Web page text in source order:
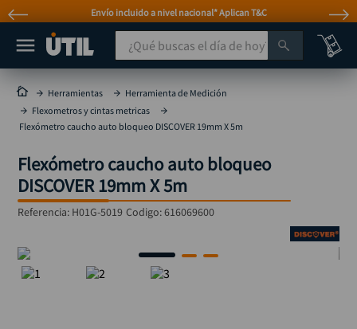
Envío incluido a nivel nacional* Aplican T&C
¿Qué buscas el día de hoy?
Herramientas
Herramienta de Medición
Flexometros y cintas metricas
Flexómetro caucho auto bloqueo DISCOVER 19mm X 5m
Flexómetro caucho auto bloqueo
DISCOVER 19mm X 5m
Referencia: H01G-5019 Codigo:616069600
MÁS BUSCADOS
taladro
compresor
broca
hidrolavadora
ruteadora